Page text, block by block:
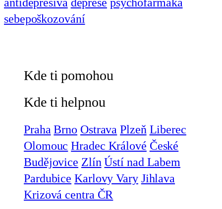
sebepoškozování
Kde ti pomohou
Kde ti helpnou
Praha Brno Ostrava Plzeň Liberec
Olomouc Hradec Králové České
Budějovice Zlín Ústí nad Labem
Pardubice Karlovy Vary Jihlava
Krizová centra ČR